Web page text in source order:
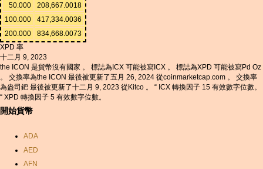
50.000
208,667.0018
100.000
417,334.0036
200.000
834,668.0073
XPD 率
十二月 9, 2023
the ICON 是貨幣沒有國家 。 標誌為ICX 可能被寫ICX 。 標誌為XPD 可能被寫Pd Oz
。 交換率為the ICON 最後被更新了五月 26, 2024 從coinmarketcap.com 。 交換率
為盎司鈀 最後被更新了十二月 9, 2023 從Kitco 。 “ ICX 轉換因子 15 有效數字位數。
“ XPD 轉換因子 5 有效數字位數。
開始貨幣
ADA
AED
AFN